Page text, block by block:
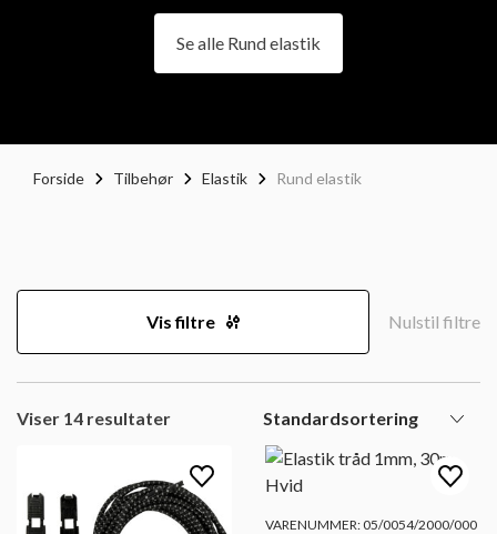
Se alle Rund elastik
Forside Tilbehør Elastik Rund elastik
Vis filtre Nulstil filtre
Viser 14 resultater
VARENUMMER: 05/0054/2000/000